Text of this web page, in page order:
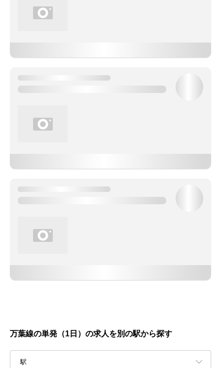
万葉線の単発（1日）の求人を別の駅から探す
駅